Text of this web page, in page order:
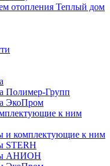
отопления Теплый дом
Полимер-Групп
ЭкоПром
к ним
и комплектующие к ним
STERH
АНИОН